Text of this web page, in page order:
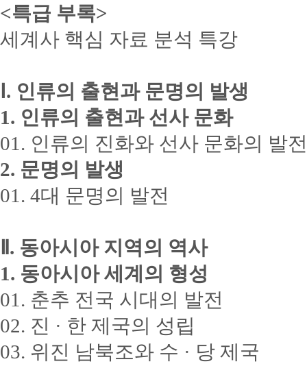
<특급 부록>
세계사 핵심 자료 분석 특강
Ⅰ. 인류의 출현과 문명의 발생
1. 인류의 출현과 선사 문화
01. 인류의 진화와 선사 문화의 발전
2. 문명의 발생
01. 4대 문명의 발전
Ⅱ. 동아시아 지역의 역사
1. 동아시아 세계의 형성
01. 춘추 전국 시대의 발전
02. 진 · 한 제국의 성립
03. 위진 남북조와 수 · 당 제국